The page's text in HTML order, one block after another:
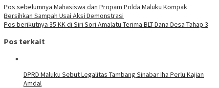
Pos sebelumnya Mahasiswa dan Propam Polda Maluku Kompak
Bersihkan Sampah Usai Aksi Demonstrasi
Pos berikutnya 35 KK di Siri Sori Amalatu Terima BLT Dana Desa Tahap 3
Pos terkait
DPRD Maluku Sebut Legalitas Tambang Sinabar Iha Perlu Kajian
Amdal